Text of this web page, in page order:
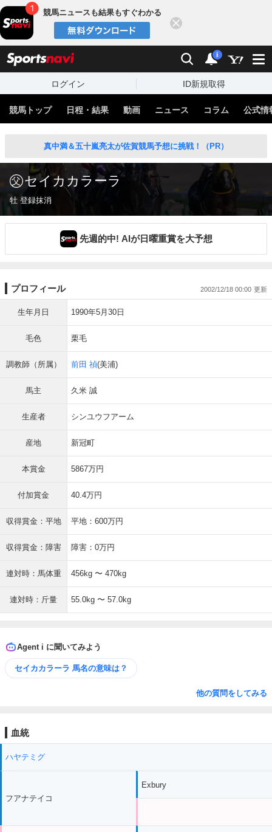
競馬ニュースも結果もすぐわかる
検索 通知
i
ログイン ID新規取得
競馬トップ 日程・結果 動画 ニュース コラム 公式情
真中満＆五十嵐亮太が佐賀競馬予想に挑戦！（PR）
セイカカラーラ
牡 登録抹消
先週的中! AIが日曜重賞を大予想
プロフィール 2002/12/18 00:00
生年月日 1990年5月30日
毛色 栗毛
調教師（所属） 前田 禎(美浦)
馬主 久米 誠
生産者 シンユウフアーム
産地 新冠町
本賞金 5867万円
付加賞金 40.4万円
収得賞金：平地 平地：600万円
収得賞金：障害 障害：0万円
連対時：馬体重 456kg 〜 470kg
連対時：斤量 55.0kg 〜 57.0kg
Agent i に聞いてみよう
セイカカラーラ 馬名の意味は？
他の質問をしてみる
血統
ハヤテミグ
フアナテイコ
Exbury